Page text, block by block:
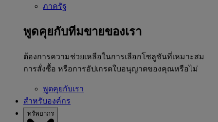
ภาครัฐ
พูดคุยกับทีมขายของเรา
ต้องการความช่วยเหลือในการเลือกโซลูชันที่เหมาะสม
การสั่งซื้อ หรือการอัปเกรดใบอนุญาตของคุณหรือไม่
พูดคุยกับเรา
สำหรับองค์กร
ทรัพยากร